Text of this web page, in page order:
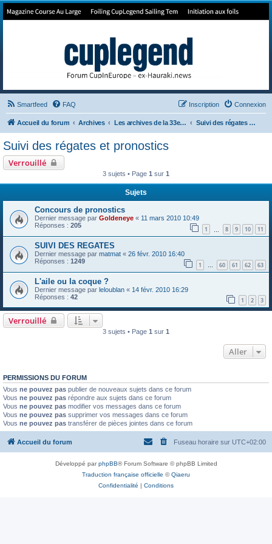
Forum de Cup In Europe
Smartfeed FAQ Connexion
Inscription
Accueil du forum Archives Les archives de la 33e America's Cup Suivi des régates et pronostics
Suivi des régates et pronostics
Verrouillé
3 sujets • Page 1 sur 1
Sujets
Concours de pronostics
Dernier message par Goldeneye « 11 mars 2010 10:49
Réponses : 205 1 8 9 10 11
SUIVI DES REGATES
Dernier message par matmat « 26 févr. 2010 16:40
Réponses : 1249 1 … 60 61 62 63
L'aile ou la coque ?
Dernier message par leloublan « 14 févr. 2010 16:29
Réponses : 42 1 2 3
Verrouillé
3 sujets • Page 1 sur 1
Aller
PERMISSIONS DU FORUM
Vous ne pouvez pas publier de nouveaux sujets dans ce forum
Vous ne pouvez pas répondre aux sujets dans ce forum
Vous ne pouvez pas modifier vos messages dans ce forum
Vous ne pouvez pas supprimer vos messages dans ce forum
Vous ne pouvez pas transférer de pièces jointes dans ce forum
Accueil du forum Fuseau horaire sur UTC+02:00
Développé parphpBB® Forum Software © phpBB Limited
Traduction française officielle ©Qiaeru
Confidentialité | Conditions